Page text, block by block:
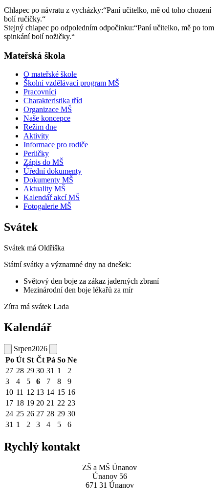
Chlapec po návratu z vycházky:“Paní učitelko, mě od toho chození
bolí ručičky.“
Stejný chlapec po odpoledním odpočinku:“Paní učitelko, mě po tom
spinkání bolí nožičky.“
Mateřská škola
O mateřské škole
Školní vzdělávací program MŠ
Pracovníci
Charakteristika tříd
Organizace MŠ
Naše koncepce
Režim dne
Aktivity
Informace pro rodiče
Perličky
Zápis do MŠ
Úřední dokumenty
Dokumenty MŠ
Aktuality MŠ
Kalendář akcí MŠ
Fotogalerie MŠ
Svátek
Svátek má Oldřiška
Státní svátky a významné dny na dnešek:
Světový den boje za zákaz jaderných zbraní
Mezinárodní den boje lékařů za mír
Zítra má svátek Lada
Kalendář
Srpen2026
Po Út St Čt Pá So Ne
27 28 29 30 31 1
2
3
4 5 6 7 8
9
10 11 12 13 14 15 16
17 18 19 20 21 22 23
24 25 26 27 28 29 30
31 1 2 3 4 5 6
Rychlý kontakt
ZŠ a MŠ Únanov
Únanov 56
671 31 Únanov